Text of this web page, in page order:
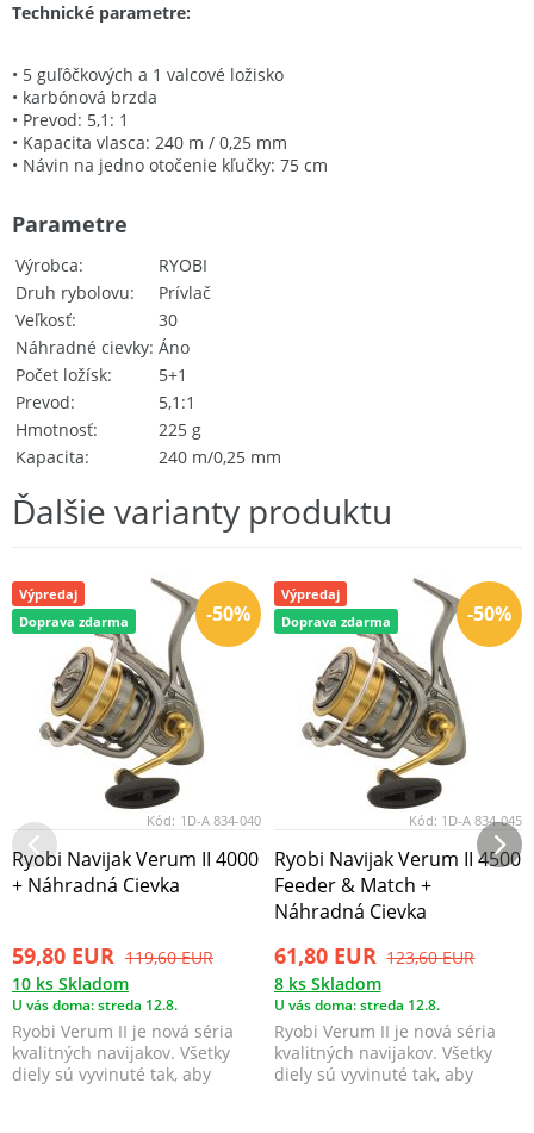
Technické parametre:
• 5 guľôčkových a 1 valcové ložisko
• karbónová brzda
• Prevod: 5,1: 1
• Kapacita vlasca: 240 m / 0,25 mm
• Návin na jedno otočenie kľučky: 75 cm
Výrobca
RYOBI
Druh rybolovu
Prívlač
Veľkosť
30
Náhradné cievky Áno
Počet ložísk
5+1
Prevod
5,1:1
Hmotnosť
225 g
Kapacita
240 m/0,25 mm
Parametre
Ďalšie varianty produktu
-50%
Výpredaj
Doprava zdarma
Kód: 1D-A 834-040
Ryobi Navijak Verum II 4000
+ Náhradná Cievka
59,80 EUR 119,60 EUR
10 ks Skladom
U vás doma: streda 12.8.
Ryobi Verum II je nová séria
kvalitných navijakov. Všetky
diely sú vyvinuté tak, aby
-50%
Výpredaj
Doprava zdarma
Kód: 1D-A 834-045
Ryobi Navijak Verum II 4500
Feeder & Match +
Náhradná Cievka
61,80 EUR 123,60 EUR
8 ks Skladom
U vás doma: streda 12.8.
Ryobi Verum II je nová séria
kvalitných navijakov. Všetky
diely sú vyvinuté tak, aby